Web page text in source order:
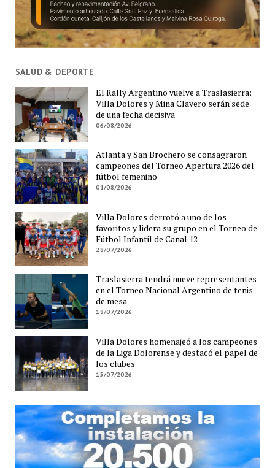
SALUD & DEPORTE
El Rally Argentino vuelve a Traslasierra:
Villa Dolores y Mina Clavero serán sede
de una fecha decisiva
06/08/2026
Atlanta y San Brochero se consagraron
campeones del Torneo Apertura 2026 del
fútbol femenino
01/08/2026
Villa Dolores derrotó a uno de los
favoritos y lidera su grupo en el Torneo de
Fútbol Infantil de Canal 12
28/07/2026
Traslasierra tendrá nueve representantes
en el Torneo Nacional Argentino de tenis
de mesa
18/07/2026
Villa Dolores homenajeó a los campeones
de la Liga Dolorense y destacó el papel de
los clubes
15/07/2026